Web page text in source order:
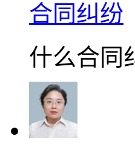
合同纠纷
什么合同